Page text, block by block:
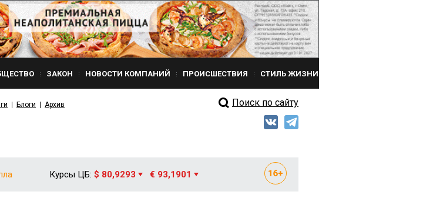
ЗАКОН НОВОСТИ КОМПАНИЙ ПРОИСШЕСТВИЯ СТИЛЬ ЖИЗНИ
Блоги Архив Поиск по сайту
Курсы ЦБ: $ 80,9293 € 93,1901